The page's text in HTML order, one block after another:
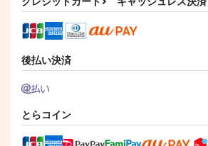
後払い決済
とらコイン